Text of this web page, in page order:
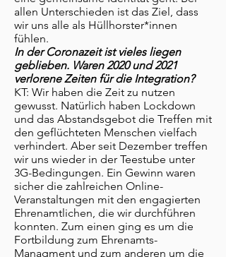
allen Unterschieden ist das Ziel, dass
wir uns alle als Hüllhorster*innen
fühlen.
In der Coronazeit ist vieles liegen
geblieben. Waren 2020 und 2021
verlorene Zeiten für die Integration?
KT: Wir haben die Zeit zu nutzen
gewusst. Natürlich haben Lockdown
und das Abstandsgebot die Treffen mit
den geflüchteten Menschen vielfach
verhindert. Aber seit Dezember treffen
wir uns wieder in der Teestube unter
3G-Bedingungen. Ein Gewinn waren
sicher die zahlreichen Online-
Veranstaltungen mit den engagierten
Ehrenamtlichen, die wir durchführen
konnten. Zum einen ging es um die
Fortbildung zum Ehrenamts-
Managment und zum anderen um die